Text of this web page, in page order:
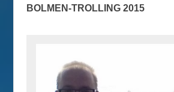
BOLMEN-TROLLING 2015